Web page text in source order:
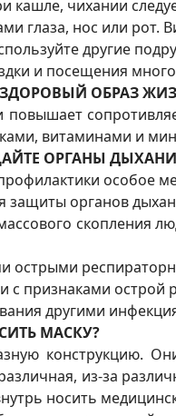
кашле, чихании
глаза, нос или
другие
и посещения
ОБРАЗ
витаминами и
ОРГАНЫ
особое
защиты органов
скопления
острыми
с признаками острой
другими
МАСКУ?
конструкцию.
из-за
носить